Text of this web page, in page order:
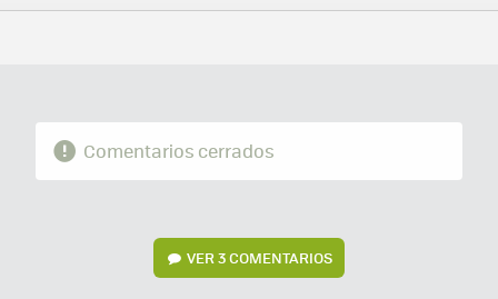
FACEBOOK
TWITTERFLIPBOARD
E-
WHATSAPP
Comentarios cerrados
VER3 COMENTARIOS